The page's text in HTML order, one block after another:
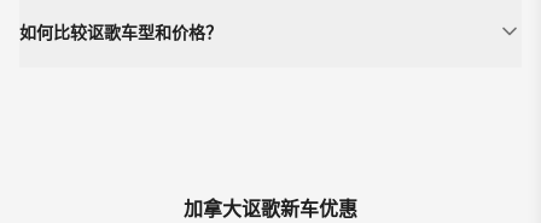
如何比较讴歌车型和价格？
加拿大讴歌新车优惠